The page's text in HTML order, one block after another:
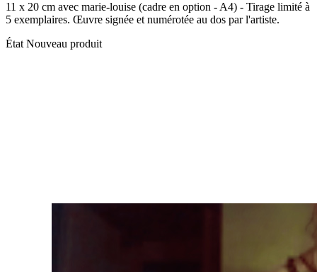
11 x 20 cm avec marie-louise (cadre en option - A4) - Tirage limité à
5 exemplaires. Œuvre signée et numérotée au dos par l'artiste.
État Nouveau produit